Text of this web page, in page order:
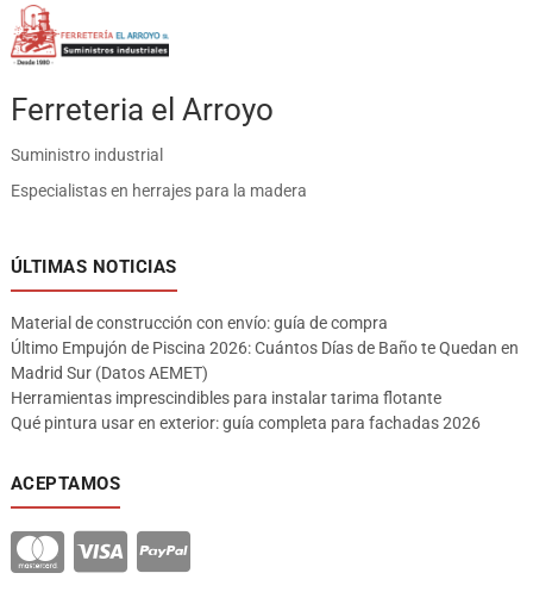
Ferreteria el Arroyo
Suministro industrial
Especialistas en herrajes para la madera
ÚLTIMAS NOTICIAS
Material de construcción con envío: guía de compra
Último Empujón de Piscina 2026: Cuántos Días de Baño te Quedan en
Madrid Sur (Datos AEMET)
Herramientas imprescindibles para instalar tarima flotante
Qué pintura usar en exterior: guía completa para fachadas 2026
ACEPTAMOS